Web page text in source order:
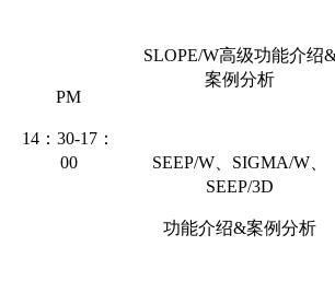
PM
14：30-17：
00
SLOPE/W高级功能介绍
案例分析
SEEP/W、SIGMA/W、
SEEP/3D
功能介绍&案例分析